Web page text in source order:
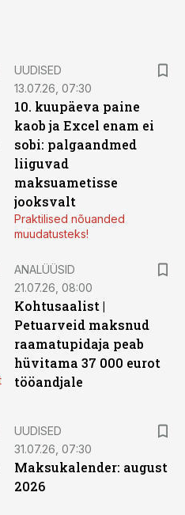
UUDISED
13.07.26, 07:30
10. kuupäeva paine
kaob ja Excel enam ei
sobi: palgaandmed
liiguvad
maksuametisse
jooksvalt
Praktilised nõuanded
muudatusteks!
ANALÜÜSID
21.07.26, 08:00
Kohtusaalist |
Petuarveid maksnud
raamatupidaja peab
hüvitama 37 000 eurot
tööandjale
UUDISED
31.07.26, 07:30
Maksukalender: august
2026